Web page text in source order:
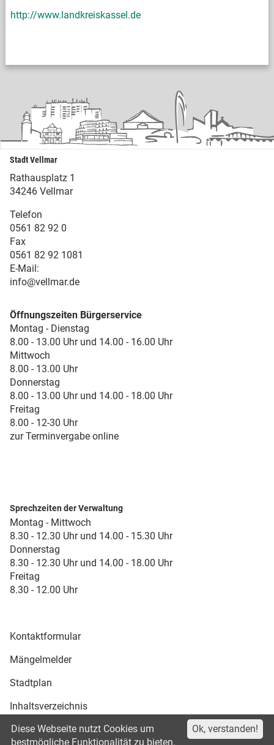
http://www.landkreiskassel.de
Stadt Vellmar
Rathausplatz 1
34246 Vellmar
Telefon
0561 82 92 0
Fax
0561 82 92 1081
E-Mail:
info@vellmar.de
Öffnungszeiten Bürgerservice
Montag - Dienstag
8.00 - 13.00 Uhr und 14.00 - 16.00 Uhr
Mittwoch
8.00 - 13.00 Uhr
Donnerstag
8.00 - 13.00 Uhr und 14.00 - 18.00 Uhr
Freitag
8.00 - 12-30 Uhr
zur Terminvergabe online
Sprechzeiten der Verwaltung
Montag - Mittwoch
8.30 - 12.30 Uhr und 14.00 - 15.30 Uhr
Donnerstag
8.30 - 12.30 Uhr und 14.00 - 18.00 Uhr
Freitag
8.30 - 12.00 Uhr
Kontaktformular
Mängelmelder
Stadtplan
Inhaltsverzeichnis
Druckansicht
Ok, verstanden!
Diese Webseite nutzt Cookies um
bestmögliche Funktionalität zu bieten.